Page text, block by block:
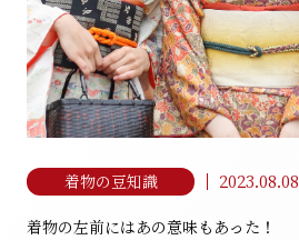
着物の豆知識 2023.08.08
着物の左前にはあの意味もあった！